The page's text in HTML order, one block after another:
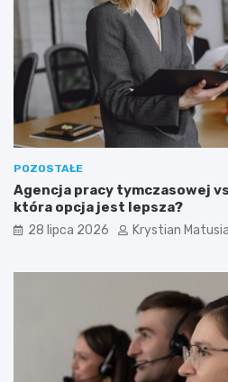
POZOSTAŁE
Agencja pracy tymczasowej
która opcja jest lepsza?
28 lipca 2026 Krystian